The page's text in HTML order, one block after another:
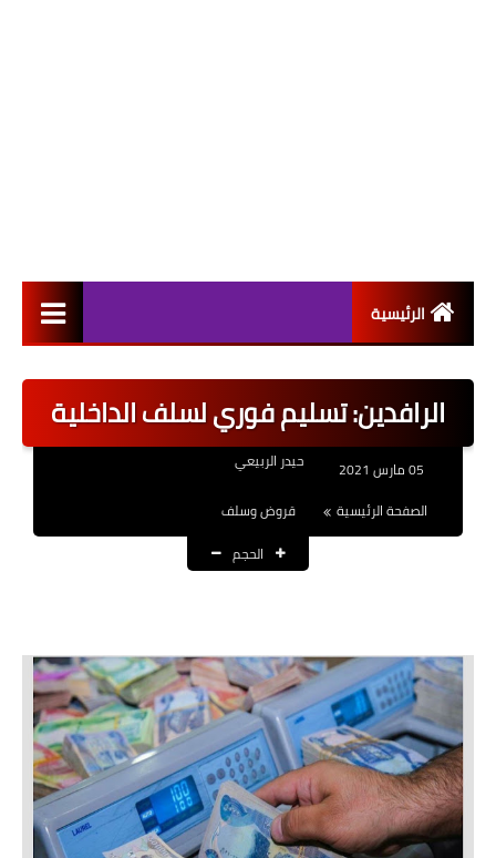
الرئيسية
اخبار القطاع العام
نتائج التعيينات
العقود والاجور اليومية
الرواتب
القروض والسلف
المنح المالية
قطع الاراضي
الرافدين: تسليم فوري لسلف الداخلية
حيدر الربيعي
الصفحة الرئيسية
قروض وسلف
الحجم